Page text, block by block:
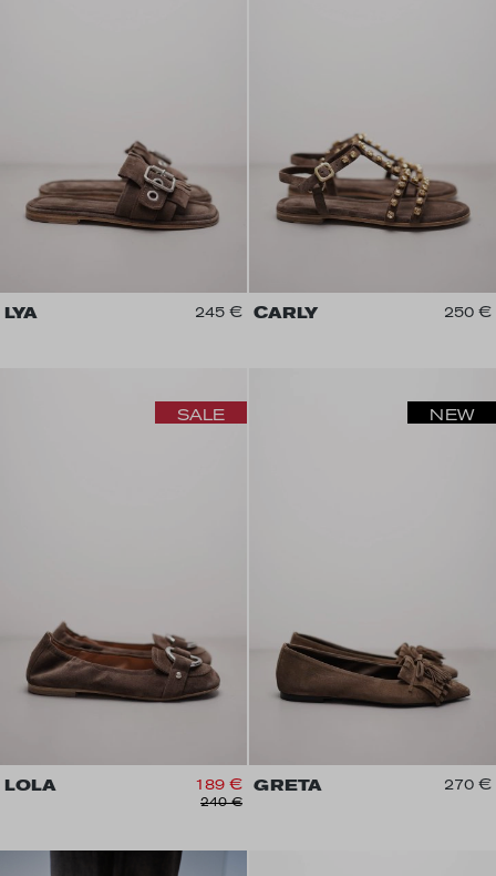
LYA 245 € CARLY 250 €
SALE
LOLA 189 €
240 €
NEW
GRETA 270 €